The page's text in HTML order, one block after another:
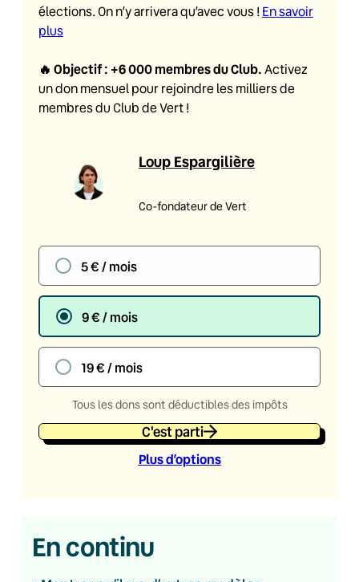
élections. On n’y arrivera qu’avec vous ! En savoir
plus
🔥 Objectif : +6 000 membres du Club. Activez
un don mensuel pour rejoindre les milliers de
membres du Club de Vert !
Loup Espargilière
Co-fondateur de Vert
5 € / mois
9 € / mois
19 € / mois
Tous les dons sont déductibles des impôts
C'est parti
Plus d’options
En continu